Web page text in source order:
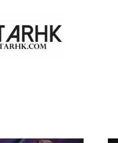
Star
HK